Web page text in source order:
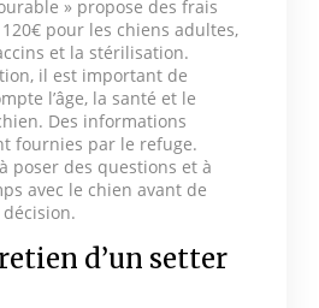
» propose des frais
pour les chiens adultes,
et la stérilisation.
il est important de
l’âge, la santé et le
Des informations
fournies par le refuge.
poser des questions et à
avec le chien avant de
d’un setter